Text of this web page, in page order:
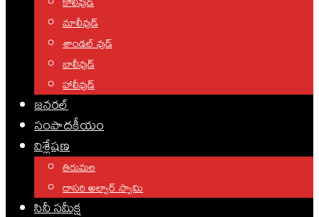
మాలీవుడ్
శాండల్ వుడ్
బాలీవుడ్
హాలీవుడ్
జనరల్
సంపాదకీయం
విశ్లేషణ
తిరుమల
దాసరి అల్వార్ స్వామి
సినీ సమీక్ష